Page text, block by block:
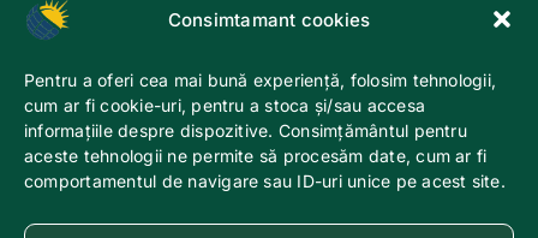
Consimtamant cookies
Pentru a oferi cea mai bună experiență, folosim tehnologii,
cum ar fi cookie-uri, pentru a stoca și/sau accesa
informațiile despre dispozitive. Consimțământul pentru
aceste tehnologii ne permite să procesăm date, cum ar fi
comportamentul de navigare sau ID-uri unice pe acest site.
Calea Bucuresti Nr. 51, Craiova – Piata centrala, langa Hala
de Carne | Copyright 2022-2026 | TRGConstruct - Trans-